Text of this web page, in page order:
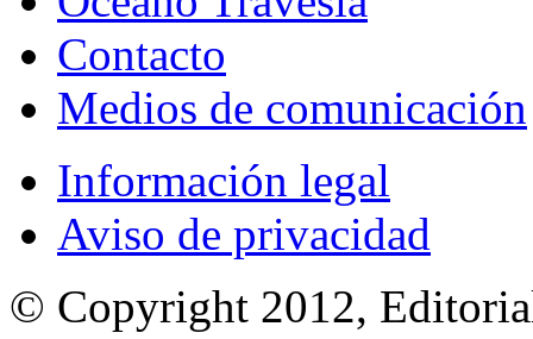
Contacto
Medios de comunicación
Información legal
Aviso de privacidad
© Copyright 2012,